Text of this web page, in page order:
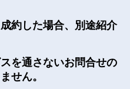
約した場合、別途紹介
を通さないお問合せの
せん。